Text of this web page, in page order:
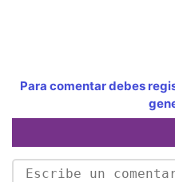
Para comentar debes